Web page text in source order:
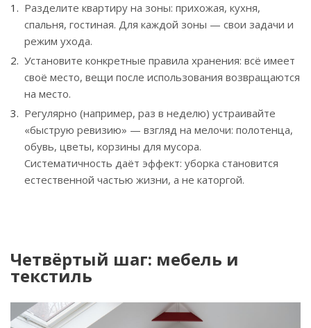
Разделите квартиру на зоны: прихожая, кухня,
спальня, гостиная. Для каждой зоны — свои задачи и
режим ухода.
Установите конкретные правила хранения: всё имеет
своё место, вещи после использования возвращаются
на место.
Регулярно (например, раз в неделю) устраивайте
«быструю ревизию» — взгляд на мелочи: полотенца,
обувь, цветы, корзины для мусора.
Систематичность даёт эффект: уборка становится
естественной частью жизни, а не каторгой.
Четвёртый шаг: мебель и
текстиль